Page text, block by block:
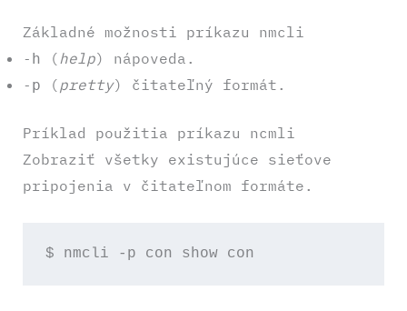
Základné možnosti príkazu nmcli
-h (help) nápoveda.
-p (pretty) čitateľný formát.
Príklad použitia príkazu ncmli
Zobraziť všetky existujúce sieťove
pripojenia v čitateľnom formáte.
$ nmcli -p con show con